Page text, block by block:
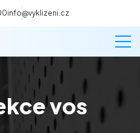
info@vyklizeni.cz
vos